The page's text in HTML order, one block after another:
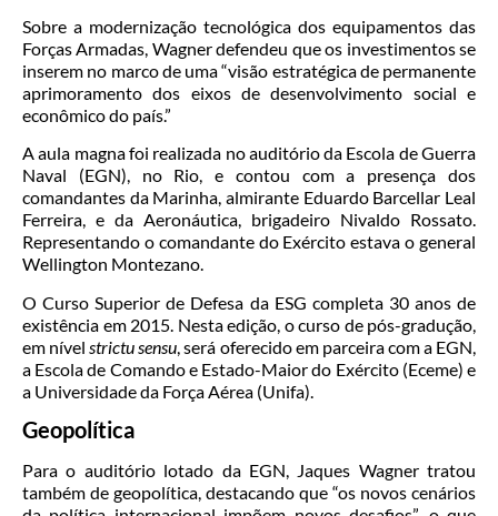
Sobre a modernização tecnológica dos equipamentos das
Forças Armadas, Wagner defendeu que os investimentos se
inserem no marco de uma “visão estratégica de permanente
aprimoramento dos eixos de desenvolvimento social e
econômico do país.”
A aula magna foi realizada no auditório da Escola de Guerra
Naval (EGN), no Rio, e contou com a presença dos
comandantes da Marinha, almirante Eduardo Barcellar Leal
Ferreira, e da Aeronáutica, brigadeiro Nivaldo Rossato.
Representando o comandante do Exército estava o general
Wellington Montezano.
O Curso Superior de Defesa da ESG completa 30 anos de
existência em 2015. Nesta edição, o curso de pós-gradução,
em nível strictu sensu , será oferecido em parceira com a EGN,
a Escola de Comando e Estado-Maior do Exército (Eceme) e
a Universidade da Força Aérea (Unifa).
Geopolítica
Para o auditório lotado da EGN, Jaques Wagner tratou
também de geopolítica, destacando que “os novos cenários